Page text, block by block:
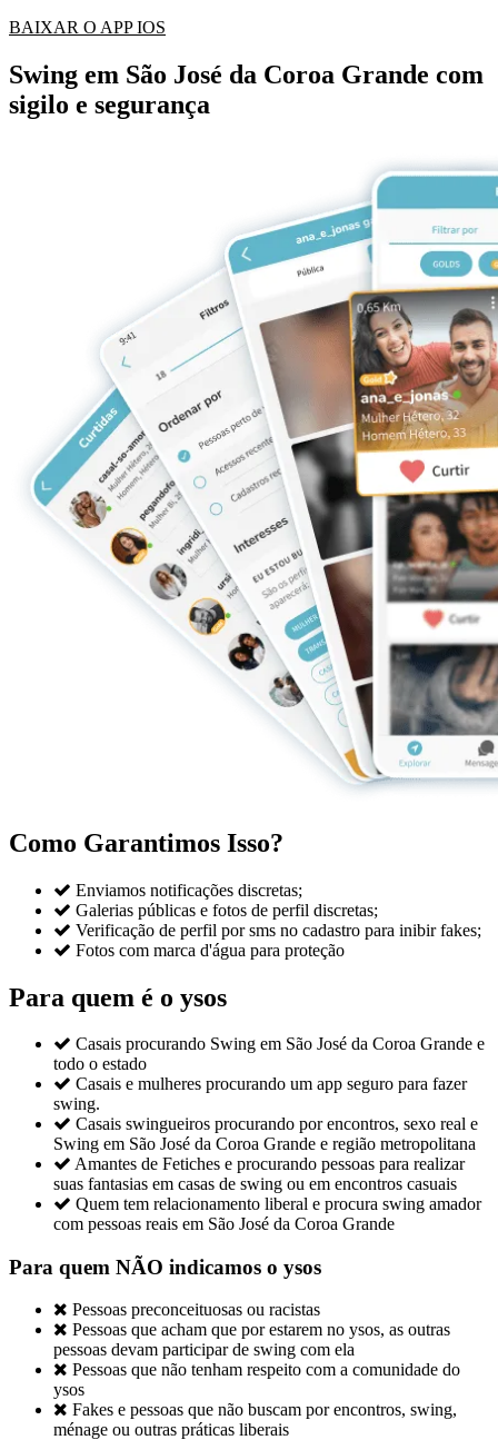
BAIXAR O APP IOS
Swing em São José da Coroa Grande com
sigilo e segurança
Como Garantimos Isso?
 Enviamos notificações discretas;
 Galerias públicas e fotos de perfil discretas;
 Verificação de perfil por sms no cadastro para inibir fakes;
 Fotos com marca d'água para proteção
Para quem é o ysos
 Casais procurando Swing em São José da Coroa Grande e
todo o estado
 Casais e mulheres procurando um app seguro para fazer
swing.
 Casais swingueiros procurando por encontros, sexo real e
Swing em São José da Coroa Grande e região metropolitana
 Amantes de Fetiches e procurando pessoas para realizar
suas fantasias em casas de swing ou em encontros casuais
 Quem tem relacionamento liberal e procura swing amador
com pessoas reais em São José da Coroa Grande
Para quem NÃO indicamos o ysos
 Pessoas preconceituosas ou racistas
 Pessoas que acham que por estarem no ysos, as outras
pessoas devam participar de swing com ela
 Pessoas que não tenham respeito com a comunidade do
ysos
 Fakes e pessoas que não buscam por encontros, swing,
ménage ou outras práticas liberais